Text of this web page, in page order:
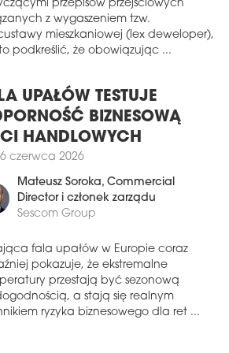
Mirbud podpisała dwie umowy na
dróg ekspresowych dla GDDKiA
kontrakt z PKP PLK. Portfel zamówień
wynosi obecnie 8,6 mld zł netto.
ZACZYNA OPERACJĘ
podpisał umowę na przebudowę
Wojskowego w Szczecinie. Wartość
I MAZOWSZE W
rozwoju polskiego rynku
są coraz bardziej
regionalnie. Jedno pozostaje
bez zmian – skala planowanych
wciąż rośnie.
z pojawiającymi się pytaniami
przepisów przejściowych
z wygaszeniem tzw.
mieszkaniowej (lex deweloper),
UPAŁÓW TESTUJE
BIZNESOWĄ
HANDLOWYCH
26 czerwca 2026
Mateusz Soroka, Commercial
Director i członek zarządu
fala upałów w Europie coraz
pokazuje, że ekstremalne
przestają być sezonową
a stają się realnym